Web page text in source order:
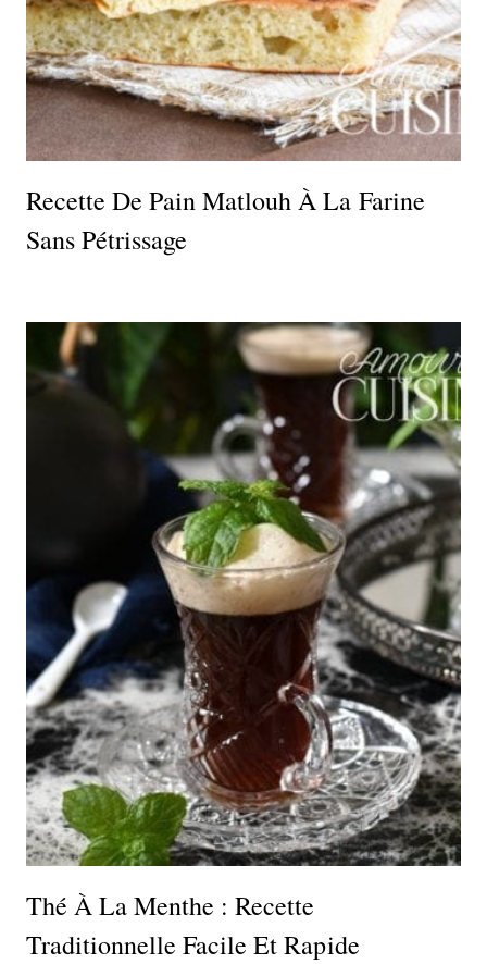
Recette De Pain Matlouh À La Farine
Sans Pétrissage
Thé À La Menthe : Recette
Traditionnelle Facile Et Rapide